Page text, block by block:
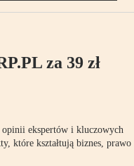
za 39 zł
ekspertów i kluczowych
które kształtują biznes, prawo